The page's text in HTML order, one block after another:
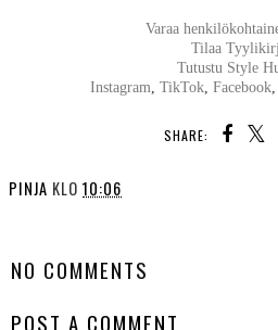
Varaa
Tilaa
Tutustu Style
Instagram, TikTok, Facebook,
SHARE:
PINJA KLO 10:06
NO COMMENTS
POST A COMMENT